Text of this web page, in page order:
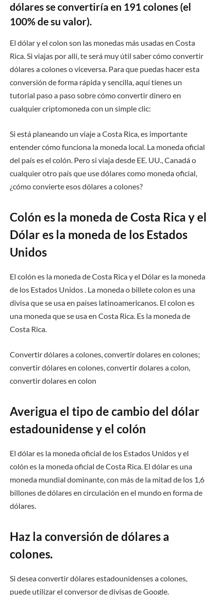
dólares se convertiría en 191 colones (el
100% de su valor).
El dólar y el colon son las monedas más usadas en Costa
Rica. Si viajas por allí, te será muy útil saber cómo convertir
dólares a colones o viceversa. Para que puedas hacer esta
conversión de forma rápida y sencilla, aquí tienes un
tutorial paso a paso sobre cómo convertir dinero en
cualquier criptomoneda con un simple clic:
Si está planeando un viaje a Costa Rica, es importante
entender cómo funciona la moneda local. La moneda oficial
del país es el colón. Pero si viaja desde EE. UU., Canadá o
cualquier otro país que use dólares como moneda oficial,
¿cómo convierte esos dólares a colones?
Colón es la moneda de Costa Rica y el
Dólar es la moneda de los Estados
Unidos
El colón es la moneda de Costa Rica y el Dólar es la moneda
de los Estados Unidos . La moneda o billete colon es una
divisa que se usa en países latinoamericanos. El colon es
una moneda que se usa en Costa Rica. Es la moneda de
Costa Rica.
Convertir dólares a colones, convertir dolares en colones;
convertir dólares en colones, convertir dolares a colon,
convertir dolares en colon
Averigua el tipo de cambio del dólar
estadounidense y el colón
El dólar es la moneda oficial de los Estados Unidos y el
colón es la moneda oficial de Costa Rica. El dólar es una
moneda mundial dominante, con más de la mitad de los 1,6
billones de dólares en circulación en el mundo en forma de
dólares.
Haz la conversión de dólares a
colones.
Si desea convertir dólares estadounidenses a colones,
puede utilizar el conversor de divisas de Google.